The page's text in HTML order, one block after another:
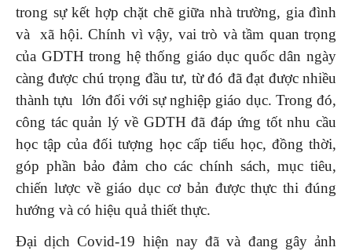
trong sự kết hợp chặt chẽ giữa nhà trường, gia đình
và xã hội. Chính vì vậy, vai trò và tầm quan trọng
của GDTH trong hệ thống giáo dục quốc dân ngày
càng được chú trọng đầu tư, từ đó đã đạt được nhiều
thành tựu lớn đối với sự nghiệp giáo dục. Trong đó,
công tác quản lý về GDTH đã đáp ứng tốt nhu cầu
học tập của đối tượng học cấp tiểu học, đồng thời,
góp phần bảo đảm cho các chính sách, mục tiêu,
chiến lược về giáo dục cơ bản được thực thi đúng
hướng và có hiệu quả thiết thực.
Đại dịch Covid-19 hiện nay đã và đang gây ảnh